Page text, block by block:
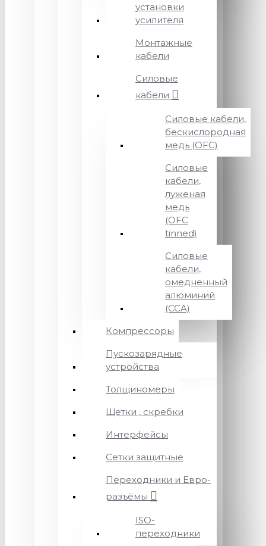
установки
усилителя
Монтажные
кабели
Силовые
кабели
Силовые кабели,
бескислородная
медь (OFC)
Силовые
кабели,
луженая
медь
(OFC
tinned)
Силовые
кабели,
омедненный
алюминий
(CCA)
Компрессоры
Пускозарядные
устройства
Толщиномеры
Щетки , скребки
Интерфейсы
Сетки защитные
Переходники и Евро-
разъёмы
ISO-
переходники